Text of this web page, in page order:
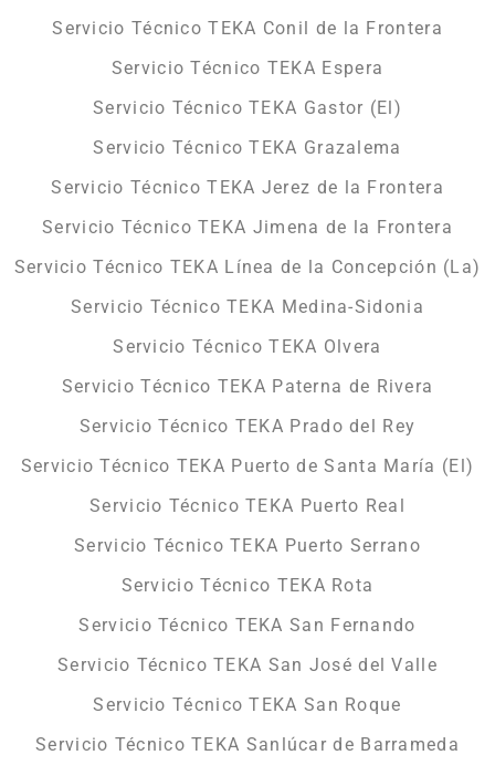
Servicio Técnico TEKA Conil de la Frontera
Servicio Técnico TEKA Espera
Servicio Técnico TEKA Gastor (El)
Servicio Técnico TEKA Grazalema
Servicio Técnico TEKA Jerez de la Frontera
Servicio Técnico TEKA Jimena de la Frontera
Servicio Técnico TEKA Línea de la Concepción (La)
Servicio Técnico TEKA Medina-Sidonia
Servicio Técnico TEKA Olvera
Servicio Técnico TEKA Paterna de Rivera
Servicio Técnico TEKA Prado del Rey
Servicio Técnico TEKA Puerto de Santa María (El)
Servicio Técnico TEKA Puerto Real
Servicio Técnico TEKA Puerto Serrano
Servicio Técnico TEKA Rota
Servicio Técnico TEKA San Fernando
Servicio Técnico TEKA San José del Valle
Servicio Técnico TEKA San Roque
Servicio Técnico TEKA Sanlúcar de Barrameda